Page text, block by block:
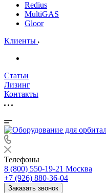
Redius
MultiGAS
Gloor
Клиенты
Статьи
Лизинг
Контакты
Телефоны
8 (800) 550-19-21 Москва
+7 (926) 880-36-04
Заказать звонок